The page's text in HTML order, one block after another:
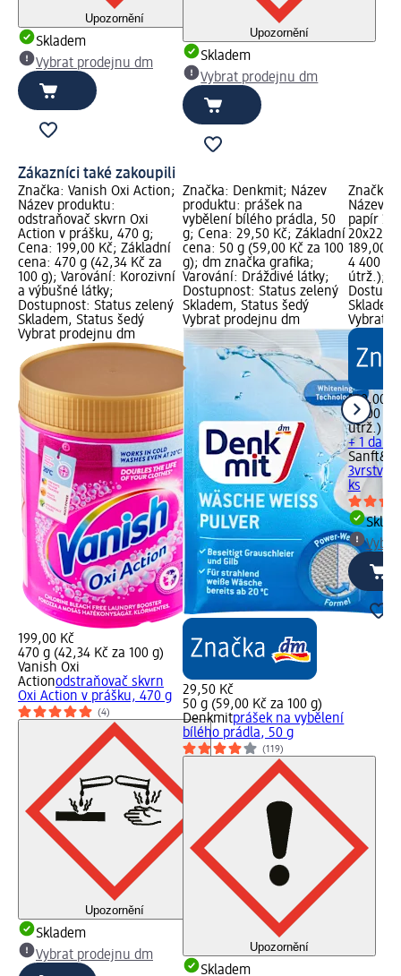
Upozornění
Skladem
Vybrat prodejnu dm
Upozornění
Skladem
Vybrat prodejnu dm
Zákazníci také zakoupili
Značka: Vanish Oxi Action;
Název produktu:
odstraňovač skvrn Oxi
Action v prášku, 470 g;
Cena: 199,00 Kč; Základní
cena: 470 g (42,34 Kč za
100 g); Varování: Korozivní
a výbušné látky;
Dostupnost: Status zelený
Skladem, Status šedý
Vybrat prodejnu dm
199,00 Kč
470 g (42,34 Kč za 100 g)
Vanish Oxi
Actionodstraňovač skvrn
Oxi Action v prášku, 470 g
(4)
Upozornění
Skladem
Vybrat prodejnu dm
Značka: Denkmit; Název
produktu: prášek na
vybělení bílého prádla, 50
g; Cena: 29,50 Kč; Základní
cena: 50 g (59,00 Kč za 100
g); dm značka grafika;
Varování: Dráždivé látky;
Dostupnost: Status zelený
Skladem, Status šedý
Vybrat prodejnu dm
29,50 Kč
50 g (59,00 Kč za 100 g)
Denkmitprášek na vybělení
bílého prádla, 50 g
(119)
Upozornění
Skladem
Značka:
Název
papír
20x220,
189,00
4 400
útrž.);
Vybrat
189,00
4 400
útrž.)
+ 1 další
3vrstvý
ks